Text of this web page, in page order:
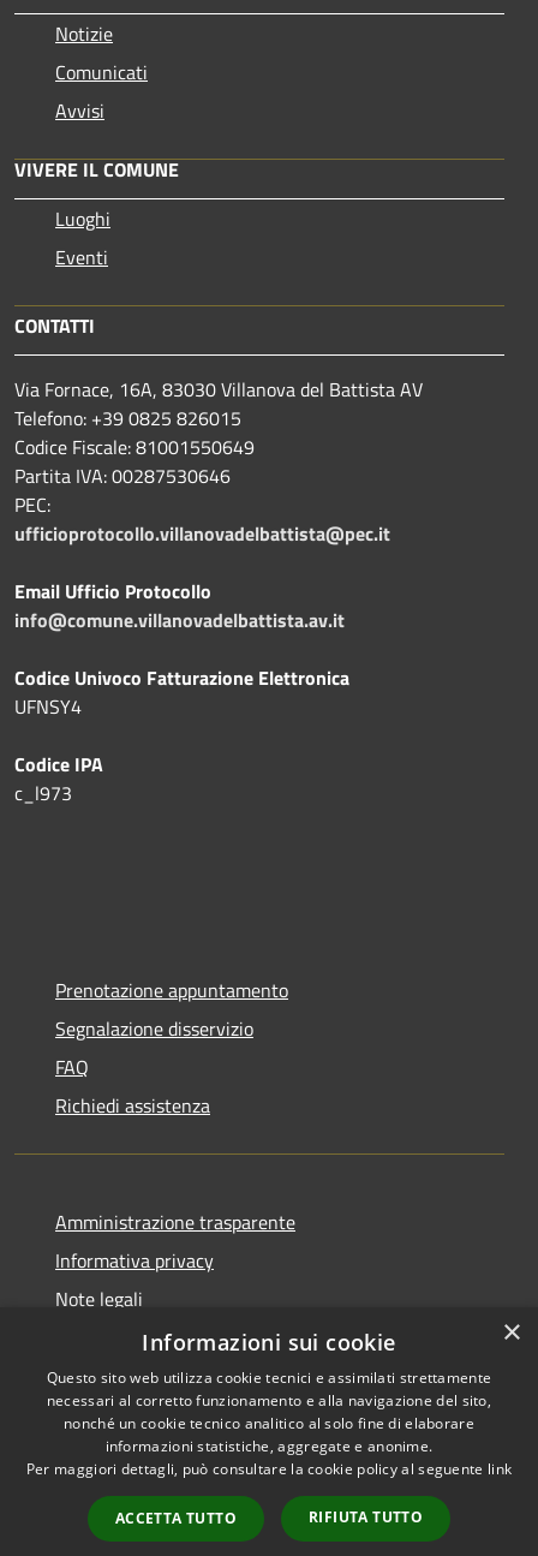
Notizie
Comunicati
Avvisi
VIVERE IL COMUNE
Luoghi
Eventi
CONTATTI
Via Fornace, 16A, 83030 Villanova del Battista AV
Telefono: +39 0825 826015
Codice Fiscale: 81001550649
Partita IVA: 00287530646
PEC:
ufficioprotocollo.villanovadelbattista@pec.it
Email Ufficio Protocollo
info@comune.villanovadelbattista.av.it
Codice Univoco Fatturazione Elettronica
UFNSY4
Codice IPA
c_l973
Prenotazione appuntamento
Segnalazione disservizio
FAQ
Richiedi assistenza
Amministrazione trasparente
Informativa privacy
Note legali
Dichiarazione di accessibilità
RSS
Accessibilità
Copyright © 2026 • Comune di
Villanova del Battista •
Powered byMunicipium
Accesso redazione
×
Informazioni sui cookie
Questo sito web utilizza cookie tecnici e assimilati strettamente
necessari al corretto funzionamento e alla navigazione del sito,
nonché un cookie tecnico analitico al solo fine di elaborare
informazioni statistiche, aggregate e anonime.
Per maggiori dettagli, può consultare la cookie policy al seguente link
ACCETTA TUTTO RIFIUTA TUTTO